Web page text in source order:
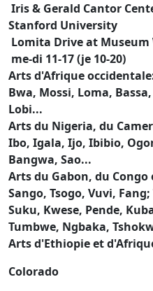
Iris & Gerald Cantor
Stanford University
Lomita Drive at Museum
me-di 11-17 (je 10-20)
Arts d'Afrique
Bwa, Mossi, Loma,
Lobi...
Arts du Nigeria, du
Ibo, Igala, Ijo, Ibibio,
Bangwa, Sao...
Arts du Gabon, du
Sango, Tsogo, Vuvi,
Suku, Kwese, Pende,
Tumbwe, Ngbaka,
Arts d'Ethiopie et
Colorado